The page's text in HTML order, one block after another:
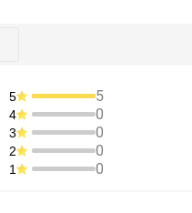
5 5
4 0
3 0
2 0
1 0